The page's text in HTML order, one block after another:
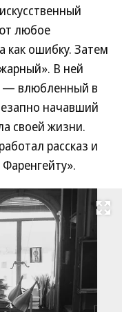
любое
как ошибку. Затем
В ней
— влюбленный в
начавший
своей жизни.
рассказ и
Развернуть